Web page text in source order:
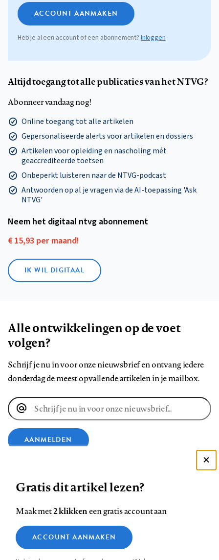
ACCOUNT AANMAKEN
Heb je al een account of een abonnement?Inloggen
Altijd toegang tot alle publicaties van het NTVG?
Abonneer vandaag nog!
Online toegang tot alle artikelen
Gepersonaliseerde alerts voor artikelen en dossiers
Artikelen voor opleiding en nascholing mét
geaccrediteerde toetsen
Onbeperkt luisteren naar de NTVG-podcast
Antwoorden op al je vragen via de AI-toepassing 'Ask
NTVG'
Neem het digitaal ntvg abonnement
€ 15,93 per maand!
IK WIL DIGITAAL
Alle ontwikkelingen op de voet
volgen?
Schrijf je nu in voor onze nieuwsbrief en ontvang iedere
donderdag de meest opvallende artikelen in je mailbox.
E-
mailadres
AANMELDEN
op
Facebook
op
LinkedIn
op
Bluesky
ons
op
InstagramYouTube
Footer
Contact Colofon Disclaimer Privacy
Medische vragen verdienen
betrouwbare antwoorden
Gratis dit artikel lezen?
Maak met2 klikkeneen gratis account aan
ACCOUNT AANMAKEN
Zie onze cookie policy
Analytische cookies